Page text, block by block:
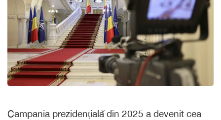
Campania prezidențială din 2025 a devenit cea